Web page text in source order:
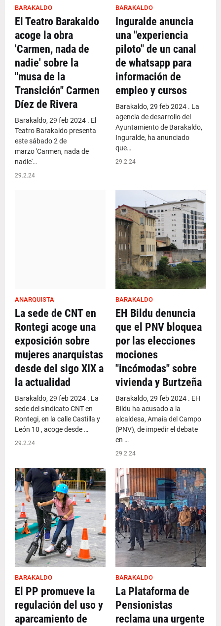
BARAKALDO
El Teatro Barakaldo
acoge la obra
'Carmen, nada de
nadie' sobre la
"musa de la
Transición" Carmen
Díez de Rivera
Barakaldo, 29 feb 2024 . El
Teatro Barakaldo presenta
este sábado 2 de
marzo 'Carmen, nada de
nadie'…
29.2.24
BARAKALDO
Inguralde anuncia
una "experiencia
piloto" de un canal
de whatsapp para
información de
empleo y cursos
Barakaldo, 29 feb 2024 . La
agencia de desarrollo del
Ayuntamiento de Barakaldo,
Inguralde, ha anunciado
que…
29.2.24
ANARQUISTA
La sede de CNT en
Rontegi acoge una
exposición sobre
mujeres anarquistas
desde del sigo XIX a
la actualidad
Barakaldo, 29 feb 2024 . La
sede del sindicato CNT en
Rontegi, en la calle Castilla y
León 10 , acoge desde …
29.2.24
BARAKALDO
EH Bildu denuncia
que el PNV bloquea
por las elecciones
mociones
"incómodas" sobre
vivienda y Burtzeña
Barakaldo, 29 feb 2024 . EH
Bildu ha acusado a la
alcaldesa, Amaia del Campo
(PNV), de impedir el debate
en …
29.2.24
BARAKALDO
El PP promueve la
regulación del uso y
aparcamiento de
BARAKALDO
La Plataforma de
Pensionistas
reclama una urgente